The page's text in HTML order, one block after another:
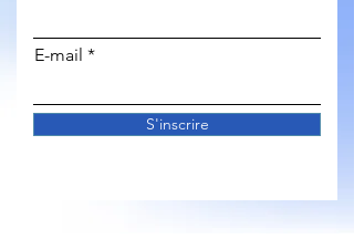
E-mail
S'inscrire